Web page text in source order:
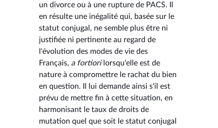
un divorce ou à une rupture de PACS. Il
en résulte une inégalité qui, basée sur le
statut conjugal, ne semble plus être ni
justifiée ni pertinente au regard de
l'évolution des modes de vie des
Français, a fortiorilorsqu'elle est de
nature à compromettre le rachat du bien
en question. Il lui demande ainsi s'il est
prévu de mettre fin à cette situation, en
harmonisant le taux de droits de
mutation quel que soit le statut conjugal